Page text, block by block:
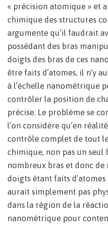
« précision atomique » et
chimique des structures
argumente qu’il faudrait
possédant des bras
doigts des bras de ces
être faits d’atomes, il n’y
à l’échelle nanométrique
contrôler la position de
précise. Le problème se
l’on considère qu’en
contrôle complet de tout
chimique, non pas un seul
nombreux bras et donc de
doigts étant faits
aurait simplement pas
dans la région de la
nanométrique pour